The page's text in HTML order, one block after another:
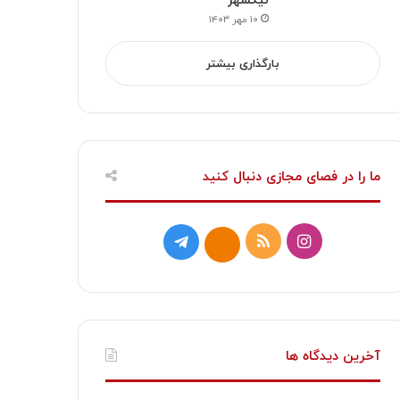
۱۰ مهر ۱۴۰۳
بارگذاری بیشتر
ما را در فصای مجازی دنبال کنید
ا
س
ت
خ
ک
ت
ا
آخرین دیدگاه ها